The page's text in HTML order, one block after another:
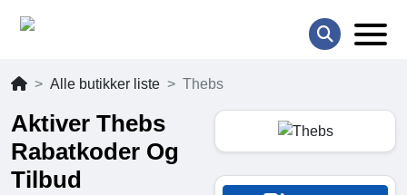
Alle butikker liste Thebs
Aktiver Thebs
Rabatkoder Og
Tilbud